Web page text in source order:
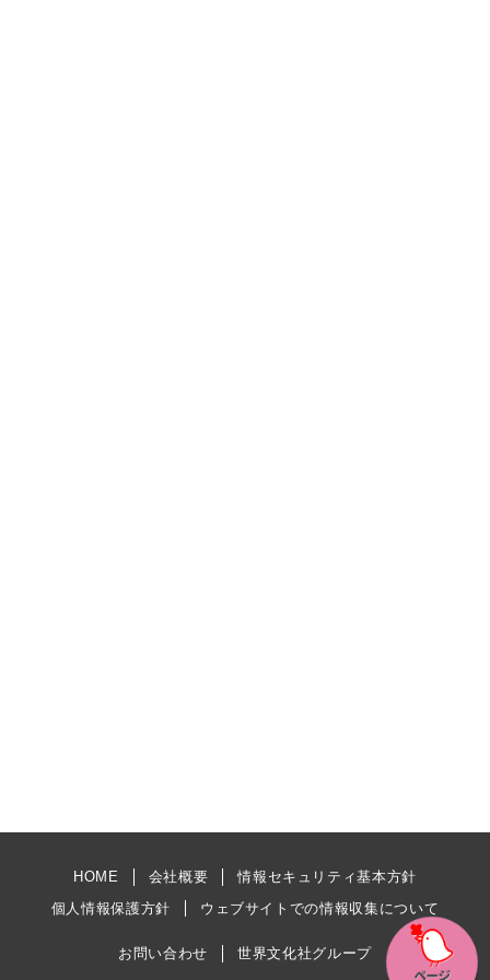
HOME 会社概要
情報セキュリティ基本方針
個人情報保護方針
ウェブサイトでの情報収集について
お問い合わせ 世界文化社グループ